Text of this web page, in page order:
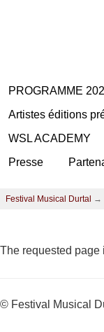
PROGRAMME
Artistes éditions
WSL ACADEMY
Presse
Festival Musical Durtal →
The requested page
© Festival Musical